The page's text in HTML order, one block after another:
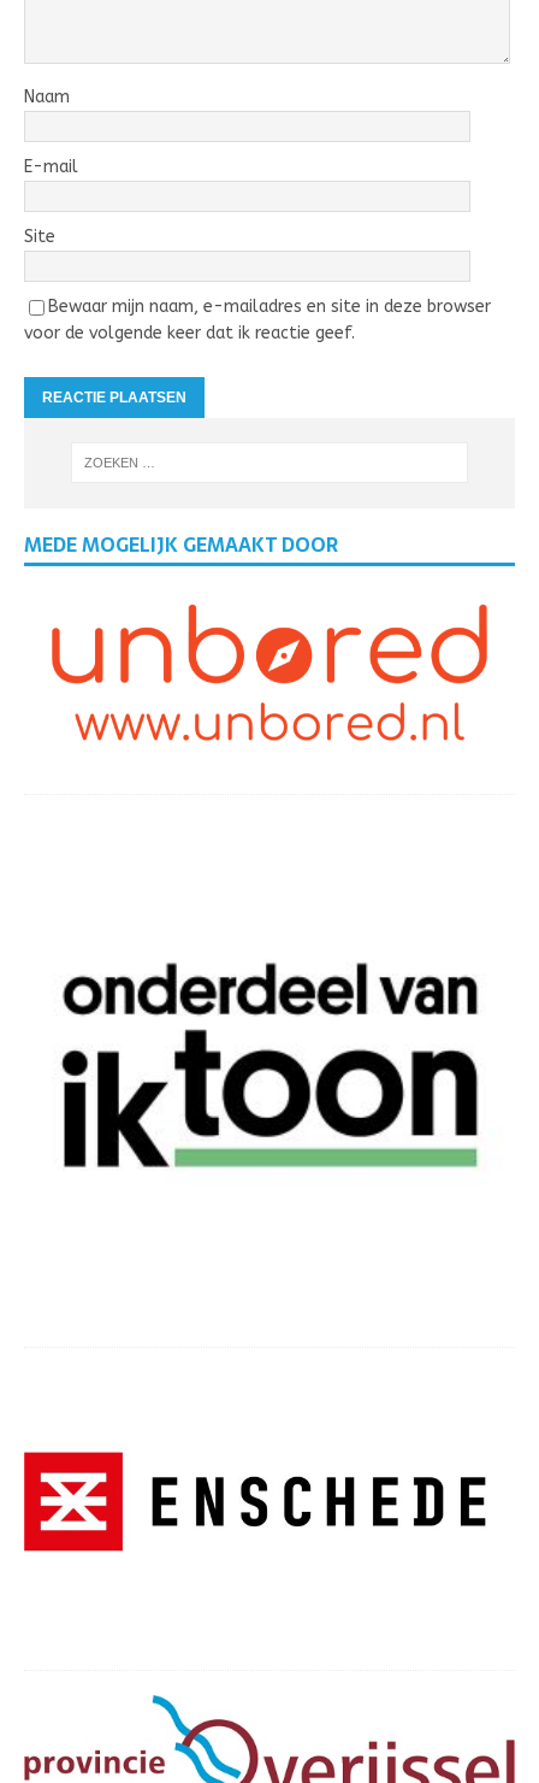
Naam
E-mail
Site
Bewaar mijn naam, e-mailadres en site in deze browser
voor de volgende keer dat ik reactie geef.
MEDE MOGELIJK GEMAAKT DOOR